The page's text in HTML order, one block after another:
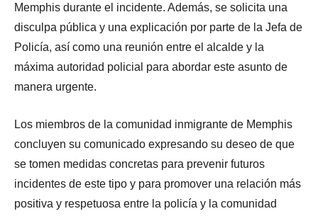
Memphis durante el incidente. Además, se solicita una
disculpa pública y una explicación por parte de la Jefa de
Policía, así como una reunión entre el alcalde y la
máxima autoridad policial para abordar este asunto de
manera urgente.
Los miembros de la comunidad inmigrante de Memphis
concluyen su comunicado expresando su deseo de que
se tomen medidas concretas para prevenir futuros
incidentes de este tipo y para promover una relación más
positiva y respetuosa entre la policía y la comunidad